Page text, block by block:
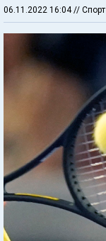
06.11.2022 16:04 // Спорт